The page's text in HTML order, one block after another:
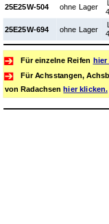
25E25W-504 ohne Lager
25E25W-694 ohne Lager
Für einzelne Reifen hier
Für Achsstangen,
von Radachsenhier klicken.